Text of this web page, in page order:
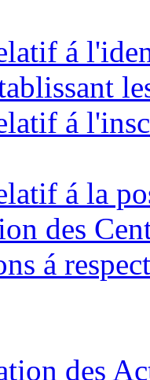
á
á
á la
des
á
des